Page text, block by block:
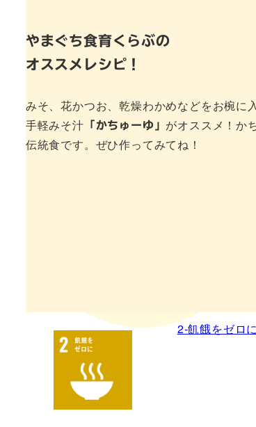
やまぐち食育くらぶの
オススメレシピ！
みそ、花かつお、乾燥わかめなどをお椀に
手軽みそ汁 「かちゅーゆ」 がオススメ！か
伝統食です。ぜひ作ってみてね！
2-飢餓をゼロに